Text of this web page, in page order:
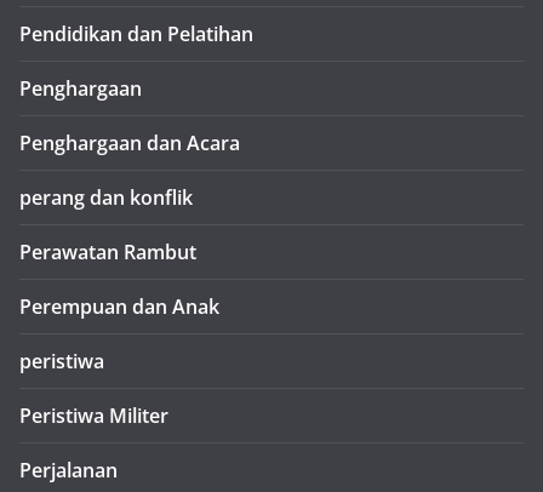
Pendidikan dan Pelatihan
Penghargaan
Penghargaan dan Acara
perang dan konflik
Perawatan Rambut
Perempuan dan Anak
peristiwa
Peristiwa Militer
Perjalanan